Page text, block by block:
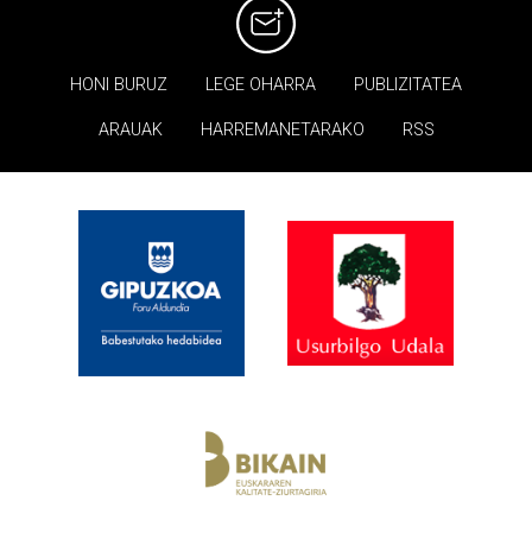
HONI BURUZ LEGE OHARRA PUBLIZITATEA
ARAUAK HARREMANETARAKO RSS